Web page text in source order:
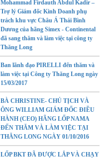
Mohammad Firdauth Abdul Kadir –
Trợ lý Giám đốc Kinh Doanh phụ
trách khu vực Châu Á Thái Bình
Dương của hãng Simex - Continental
đã sang thăm và làm việc tại công ty
Thăng Long
Ban lãnh đạo PIRELLI đến thăm và
làm việc tại Công ty Thăng Long ngày
15/03/2017
BÀ CHRISTINE- CHỦ TỊCH VÀ
ÔNG WILLIAM GIÁM ĐỐC ĐIỀU
HÀNH (CEO) HÃNG LỐP NAMA
ĐẾN THĂM VÀ LÀM VIỆC TẠI
THĂNG LONG NGÀY 01/10/2016
LỐP BKT ĐÃ ĐƯỢC LẮP VÀ CHẠY